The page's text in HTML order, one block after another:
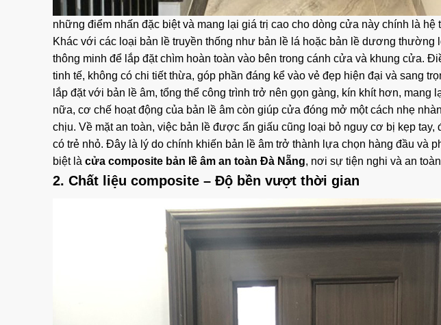
những điểm nhấn đặc biệt và mang lại giá trị cao cho dòng cửa này chính là hệ
Khác với các loại bản lề truyền thống như bản lề lá hoặc bản lề dương thường
thông minh để lắp đặt chìm hoàn toàn vào bên trong cánh cửa và khung cửa.
tinh tế, không có chi tiết thừa, góp phần đáng kể vào vẻ đẹp hiện đại và sang
lắp đặt với bản lề âm, tổng thể công trình trở nên gọn gàng, kín khít hơn, mang
nữa, cơ chế hoạt động của bản lề âm còn giúp cửa đóng mở một cách nhẹ
chịu. Về mặt an toàn, việc bản lề được ẩn giấu cũng loại bỏ nguy cơ bị kẹp
có trẻ nhỏ. Đây là lý do chính khiến bản lề âm trở thành lựa chọn hàng đầu và
biệt là cửa composite bản lề âm an toàn Đà Nẵng, nơi sự tiện nghi và an
2. Chất liệu composite – Độ bền vượt thời gian